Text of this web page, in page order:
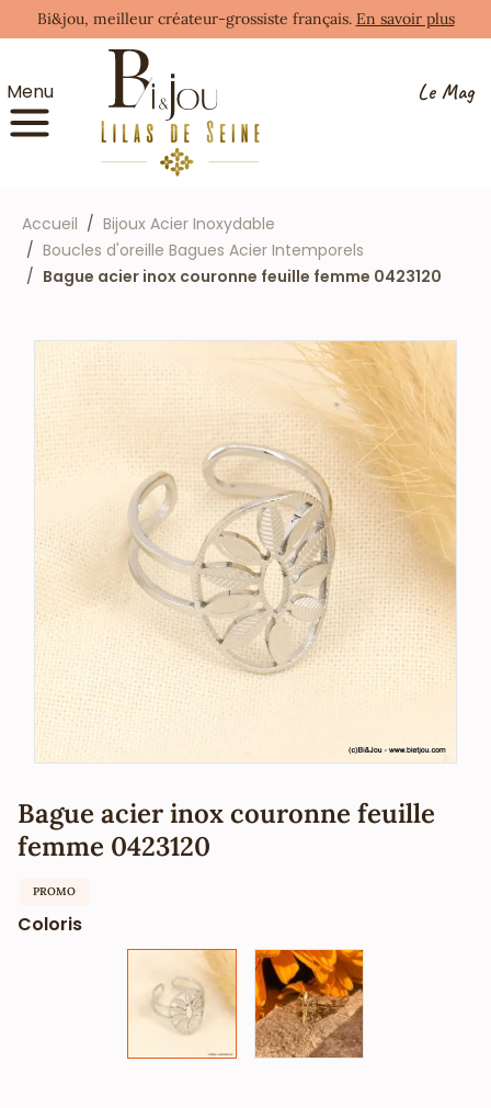
Bi&jou, meilleur créateur-grossiste français. En savoir plus
Menu Le Mag
Accueil
Bijoux Acier Inoxydable
Boucles d'oreille Bagues Acier Intemporels
Bague acier inox couronne feuille femme 0423120
Bague acier inox couronne feuille
femme 0423120
PROMO
Coloris